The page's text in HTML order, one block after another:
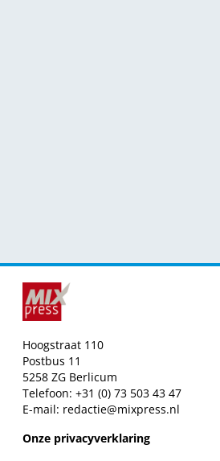
Hoogstraat 110
Postbus 11
5258 ZG Berlicum
Telefoon: +31 (0) 73 503 43 47
E-mail: redactie@mixpress.nl
Onze privacyverklaring